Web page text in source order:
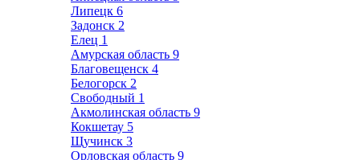
Липецк 6
Задонск 2
Елец 1
Амурская область 9
Благовещенск 4
Белогорск 2
Свободный 1
Акмолинская область 9
Кокшетау 5
Щучинск 3
Орловская область 9